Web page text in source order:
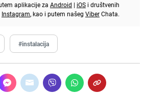
aplikacije za Android | iOS i društvenih
Instagram, kao i putem našeg ViberChata.
#instalacija